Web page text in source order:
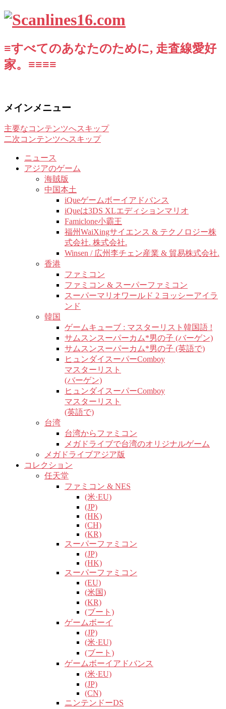
≡すべてのあなたのために, 走査線愛好
家。≡≡≡≡
メインメニュー
主要なコンテンツへスキップ
二次コンテンツへスキップ
ニュース
アジアのゲーム
海賊版
中国本土
iQueゲームボーイアドバンス
iQueは3DS XLエディションマリオ
Famiclone小霸王
福州WaiXingサイエンス & テクノロジー株
式会社. 株式会社.
Winsen / 広州李チェン産業 & 貿易株式会社.
香港
ファミコン
ファミコン & スーパーファミコン
スーパーマリオワールド 2 ヨッシーアイラ
ンド
韓国
ゲームキューブ : マスターリスト韓国語 !
サムスンスーパーカム*男の子 (バーゲン)
サムスンスーパーカム*男の子 (英語で)
ヒュンダイスーパーComboy
マスターリスト
(バーゲン)
ヒュンダイスーパーComboy
マスターリスト
(英語で)
台湾
台湾からファミコン
メガドライブで台湾のオリジナルゲーム
メガドライブアジア版
コレクション
任天堂
ファミコン & NES
(米·EU)
(JP)
(HK)
(CH)
(KR)
スーパーファミコン
(JP)
(HK)
スーパーファミコン
(EU)
(米国)
(KR)
(ブート)
ゲームボーイ
(JP)
(米·EU)
(ブート)
ゲームボーイアドバンス
(米·EU)
(JP)
(CN)
ニンテンドーDS